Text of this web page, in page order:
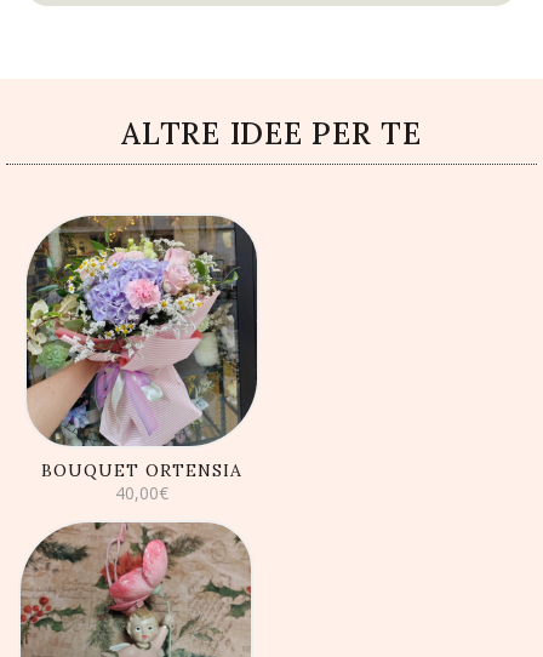
ALTRE IDEE PER TE
AGGIUNGI AL
CARRELLO
BOUQUET ORTENSIA
40,00€
AGGIUNGI AL
CARRELLO